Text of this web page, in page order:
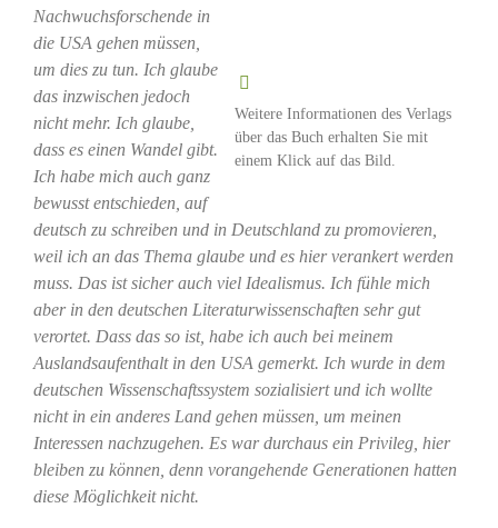
Weitere Informationen des Verlags
über das Buch erhalten Sie mit
einem Klick auf das Bild.
Nachwuchsforschende in
die USA gehen müssen,
um dies zu tun. Ich glaube
das inzwischen jedoch
nicht mehr. Ich glaube,
dass es einen Wandel gibt.
Ich habe mich auch ganz
bewusst entschieden, auf
deutsch zu schreiben und in Deutschland zu promovieren,
weil ich an das Thema glaube und es hier verankert werden
muss. Das ist sicher auch viel Idealismus. Ich fühle mich
aber in den deutschen Literaturwissenschaften sehr gut
verortet. Dass das so ist, habe ich auch bei meinem
Auslandsaufenthalt in den USA gemerkt. Ich wurde in dem
deutschen Wissenschaftssystem sozialisiert und ich wollte
nicht in ein anderes Land gehen müssen, um meinen
Interessen nachzugehen. Es war durchaus ein Privileg, hier
bleiben zu können, denn vorangehende Generationen hatten
diese Möglichkeit nicht.